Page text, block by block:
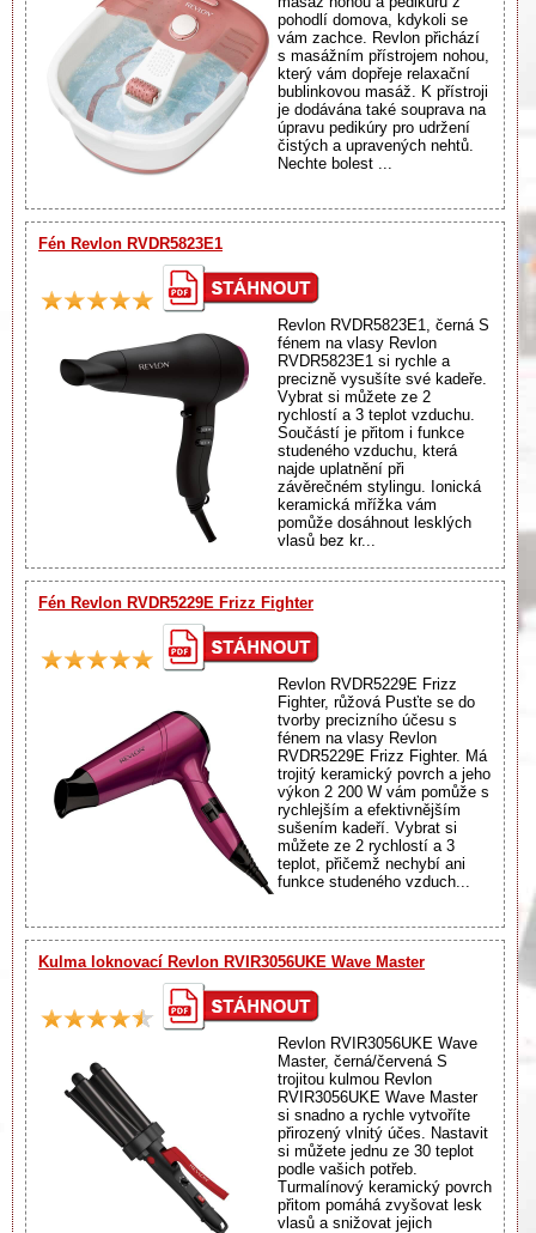
pohodlí domova, kdykoli se
vám zachce. Revlon přichází
s masážním přístrojem nohou,
který vám dopřeje relaxační
bublinkovou masáž. K přístroji
je dodávána také souprava na
úpravu pedikúry pro udržení
čistých a upravených nehtů.
Nechte bolest ...
Fén Revlon RVDR5823E1
Revlon RVDR5823E1, černá S
fénem na vlasy Revlon
RVDR5823E1 si rychle a
precizně vysušíte své kadeře.
Vybrat si můžete ze 2
rychlostí a 3 teplot vzduchu.
Součástí je přitom i funkce
studeného vzduchu, která
najde uplatnění při
závěrečném stylingu. Ionická
keramická mřížka vám
pomůže dosáhnout lesklých
vlasů bez kr...
Fén Revlon RVDR5229E Frizz Fighter
Revlon RVDR5229E Frizz
Fighter, růžová Pusťte se do
tvorby precizního účesu s
fénem na vlasy Revlon
RVDR5229E Frizz Fighter. Má
trojitý keramický povrch a jeho
výkon 2 200 W vám pomůže s
rychlejším a efektivnějším
sušením kadeří. Vybrat si
můžete ze 2 rychlostí a 3
teplot, přičemž nechybí ani
funkce studeného vzduch...
Kulma loknovací Revlon RVIR3056UKE Wave Master
Revlon RVIR3056UKE Wave
Master, černá/červená S
trojitou kulmou Revlon
RVIR3056UKE Wave Master
si snadno a rychle vytvoříte
přirozený vlnitý účes. Nastavit
si můžete jednu ze 30 teplot
podle vašich potřeb.
Turmalínový keramický povrch
přitom pomáhá zvyšovat lesk
vlasů a snižovat jejich